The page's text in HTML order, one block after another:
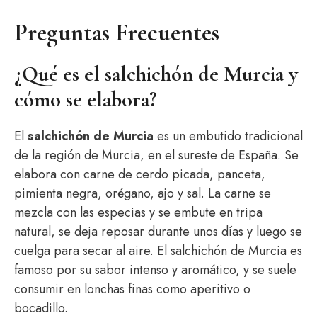
Preguntas Frecuentes
¿Qué es el salchichón de Murcia y
cómo se elabora?
Elsalchichón de Murcia es un embutido tradicional
de la región de Murcia, en el sureste de España. Se
elabora con carne de cerdo picada, panceta,
pimienta negra, orégano, ajo y sal. La carne se
mezcla con las especias y se embute en tripa
natural, se deja reposar durante unos días y luego se
cuelga para secar al aire. El salchichón de Murcia es
famoso por su sabor intenso y aromático, y se suele
consumir en lonchas finas como aperitivo o
bocadillo.